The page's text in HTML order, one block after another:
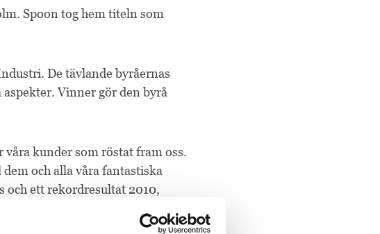
Spoon tog hem titeln som
De tävlande byråernas
Vinner gör den byrå
kunder som röstat fram oss.
och alla våra fantastiska
och ett rekordresultat 2010,